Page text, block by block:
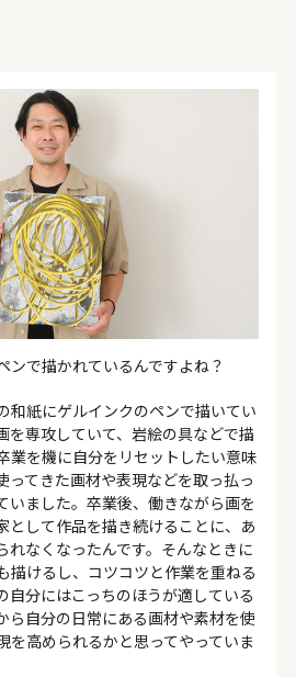
ンで描かれているんですよね？
和紙にゲルインクのペンで描いてい
を専攻していて、岩絵の具などで描
業を機に自分をリセットしたい意味
ってきた画材や表現などを取っ払っ
いました。卒業後、働きながら画を
として作品を描き続けることに、あ
れなくなったんです。そんなときに
描けるし、コツコツと作業を重ねる
自分にはこっちのほうが適している
ら自分の日常にある画材や素材を使
を高められるかと思ってやっていま